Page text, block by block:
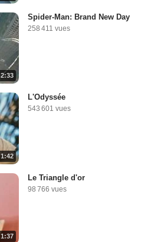
2:33
Spider-Man: Brand New Day
258 411 vues
1:42
L'Odyssée
543 601 vues
1:37
Le Triangle d'or
98 766 vues